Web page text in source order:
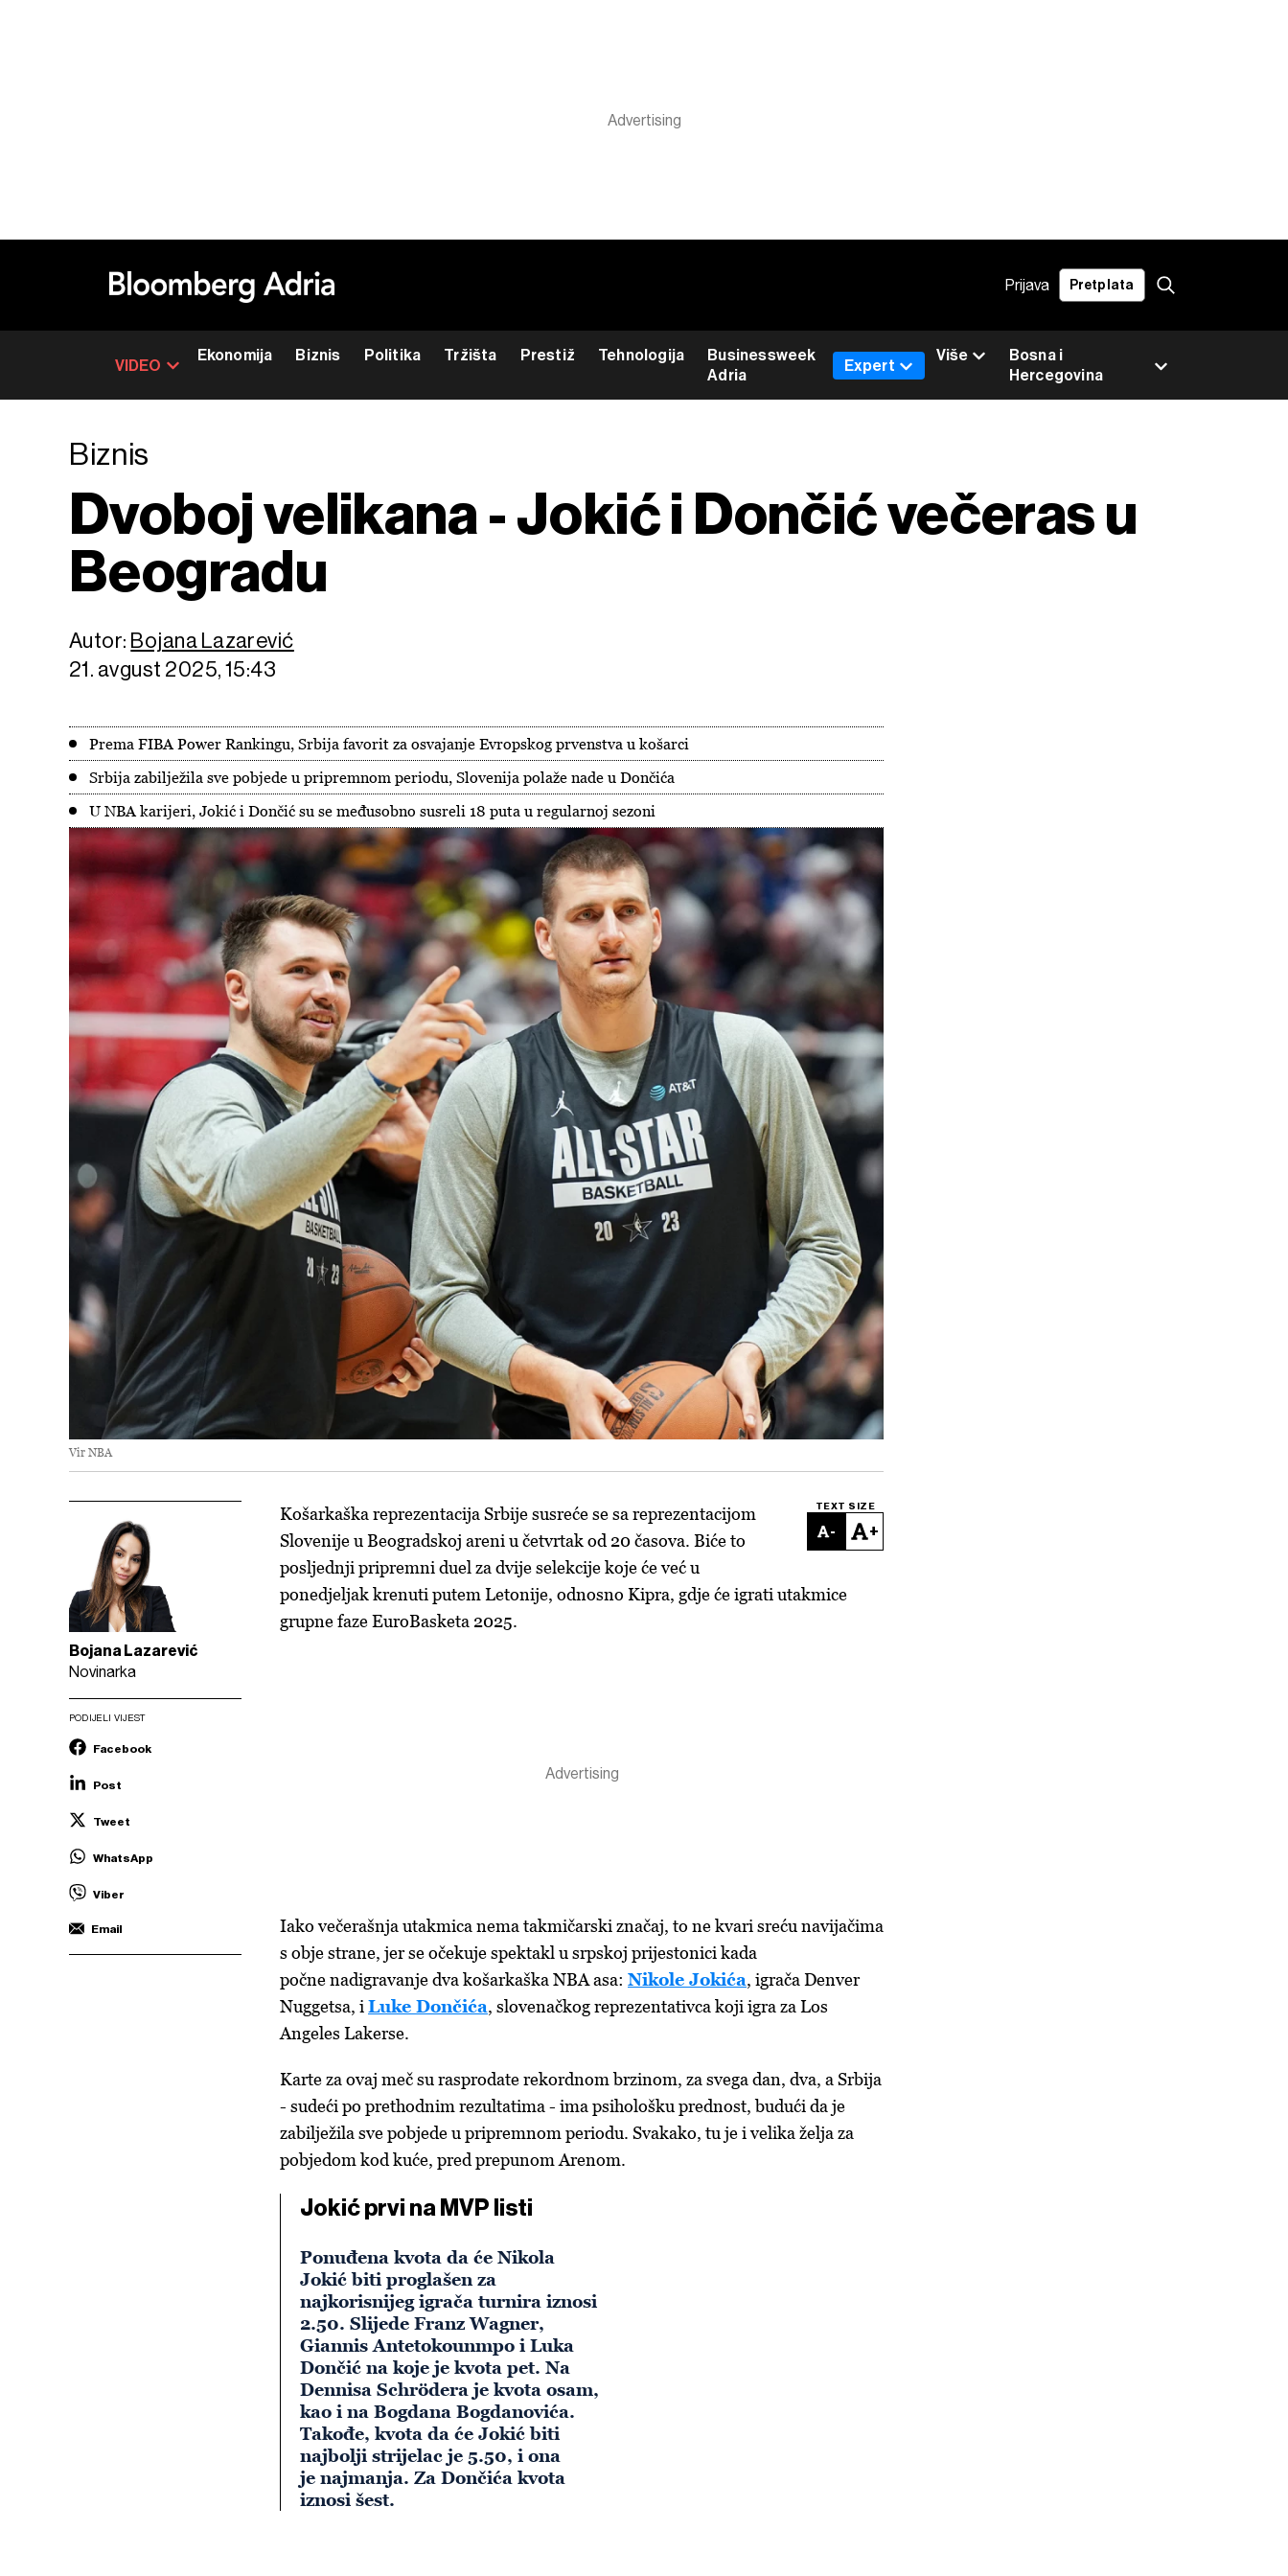
Prijava Pretplata
VIDEO
Ekonomija Biznis Politika Tržišta Prestiž Tehnologija
Businessweek
Adria
Bosna i
Hercegovina
Expert
Više
Biznis
Dvoboj velikana - Jokić i Dončić večeras u
Beogradu
Autor: Bojana Lazarević
21. avgust 2025, 15:43
Prema FIBA Power Rankingu, Srbija favorit za osvajanje Evropskog prvenstva u košarci
Srbija zabilježila sve pobjede u pripremnom periodu, Slovenija polaže nade u Dončića
U NBA karijeri, Jokić i Dončić su se međusobno susreli 18 puta u regularnoj sezoni
Vir NBA
Bojana Lazarević
Novinarka
PODIJELI VIJEST
Facebook
Post
Tweet
WhatsApp
Viber
Email
TEXT SIZE
- +
Košarkaška reprezentacija Srbije susreće se sa reprezentacijom
Slovenije u Beogradskoj areni u četvrtak od 20 časova. Biće to
posljednji pripremni duel za dvije selekcije koje će već u
ponedjeljak krenuti putem Letonije, odnosno Kipra, gdje će igrati utakmice
grupne faze EuroBasketa 2025.
Iako večerašnja utakmica nema takmičarski značaj, to ne kvari sreću navijačima
s obje strane, jer se očekuje spektakl u srpskoj prijestonici kada
počne nadigravanje dva košarkaška NBA asa: Nikole Jokića, igrača Denver
Nuggetsa, i Luke Dončića, slovenačkog reprezentativca koji igra za Los
Angeles Lakerse.
Karte za ovaj meč su rasprodate rekordnom brzinom, za svega dan, dva, a Srbija
- sudeći po prethodnim rezultatima - ima psihološku prednost, budući da je
zabilježila sve pobjede u pripremnom periodu. Svakako, tu je i velika želja za
pobjedom kod kuće, pred prepunom Arenom.
Jokić prvi na MVP listi
Ponuđena kvota da će Nikola
Jokić biti proglašen za
najkorisnijeg igrača turnira iznosi
2.50. Slijede Franz Wagner,
Giannis Antetokounmpo i Luka
Dončić na koje je kvota pet. Na
Dennisa Schrödera je kvota osam,
kao i na Bogdana Bogdanovića.
Takođe, kvota da će Jokić biti
najbolji strijelac je 5.50, i ona
je najmanja. Za Dončića kvota
iznosi šest.